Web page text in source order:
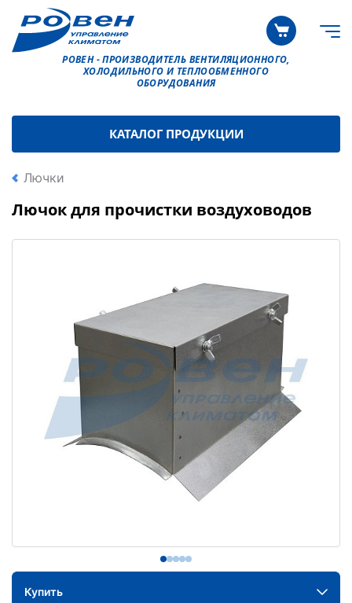
РОВЕН - ПРОИЗВОДИТЕЛЬ ВЕНТИЛЯЦИОННОГО,
ХОЛОДИЛЬНОГО И ТЕПЛООБМЕННОГО
ОБОРУДОВАНИЯ
КАТАЛОГ ПРОДУКЦИИ
Лючки
Лючок для прочистки воздуховодов
Купить